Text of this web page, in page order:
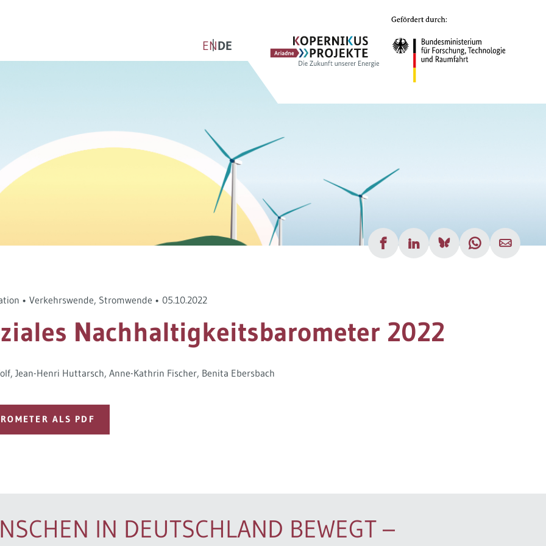
ENDE
Projekt
• Verkehrswende, Stromwende • 05.10.2022
Nachhaltigkeitsbarometer 2022
Jean-Henri Huttarsch Anne-Kathrin Fischer Benita Ebersbach
ALS PDF
IN DEUTSCHLAND BEWEGT –